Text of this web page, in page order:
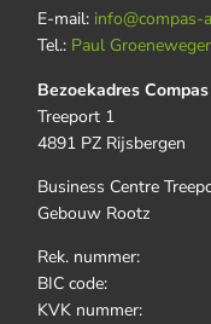
E-mail: info@compas-
Tel.: Paul
Bezoekadres
Treeport 1
4891 PZ Rijsbergen
Business Centre
Gebouw Rootz
Rek. nummer:
BIC code:
KVK nummer: